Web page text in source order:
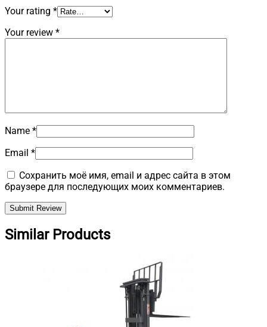
Your rating *
Your review *
Name *
Email *
Сохранить моё имя, email и адрес сайта в этом
браузере для последующих моих комментариев.
Similar Products